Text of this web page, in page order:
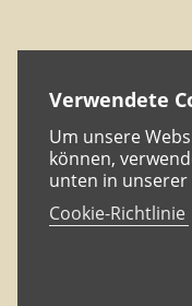
Verwendete
Um unsere
können,
unten in unserer
Cookie-Richtlinie